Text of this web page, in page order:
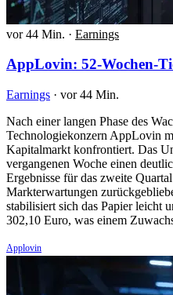
vor 44 Min. · Earnings
AppLovin: 52-Wochen-
Earnings · vor 44 Min.
Nach einer langen Phase des
Technologiekonzern AppLovin
Kapitalmarkt konfrontiert. Das
vergangenen Woche einen
Ergebnisse für das zweite
Markterwartungen
stabilisiert sich das Papier leicht
302,10 Euro, was einem
Applovin